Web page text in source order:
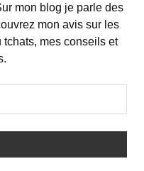
mon blog je parle des
mon avis sur les
mes conseils et